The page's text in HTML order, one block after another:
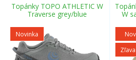
Topánky TOPO ATHLETIC W
Traverse grey/blue
Novinka
W